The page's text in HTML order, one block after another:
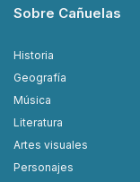
Sobre Cañuelas
Historia
Geografía
Música
Literatura
Artes visuales
Personajes